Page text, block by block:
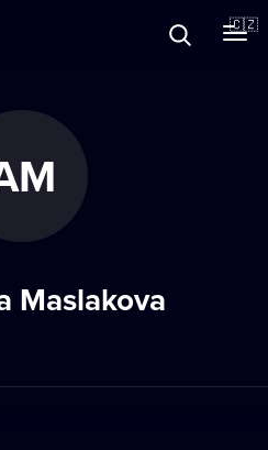
🇨🇿
Maslakova